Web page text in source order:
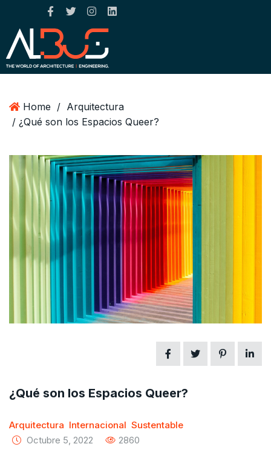
Home / Arquitectura
/ ¿Qué son los Espacios Queer?
¿Qué son los Espacios Queer?
Arquitectura Internacional Sustentable
Octubre 5, 2022
2860